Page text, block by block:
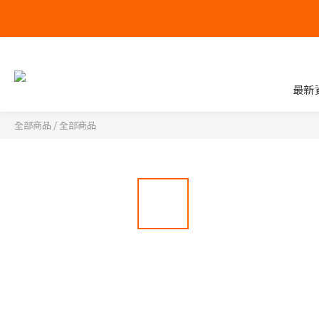
最新
全部商品 / 全部商品